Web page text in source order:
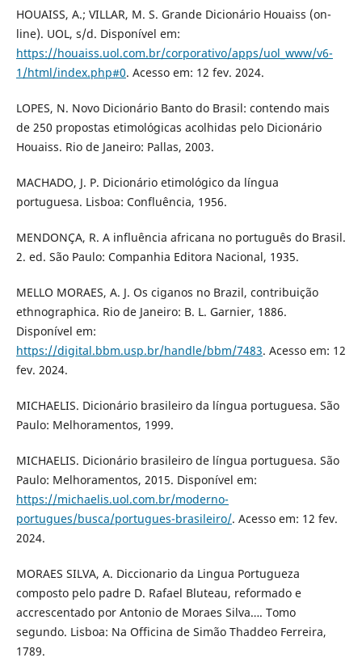
HOUAISS, A.; VILLAR, M. S. Grande Dicionário Houaiss (on-
line). UOL, s/d. Disponível em:
https://houaiss.uol.com.br/corporativo/apps/uol_www/v6-
1/html/index.php#0. Acesso em: 12 fev. 2024.
LOPES, N. Novo Dicionário Banto do Brasil: contendo mais
de 250 propostas etimológicas acolhidas pelo Dicionário
Houaiss. Rio de Janeiro: Pallas, 2003.
MACHADO, J. P. Dicionário etimológico da língua
portuguesa. Lisboa: Confluência, 1956.
MENDONÇA, R. A influência africana no português do Brasil.
2. ed. São Paulo: Companhia Editora Nacional, 1935.
MELLO MORAES, A. J. Os ciganos no Brazil, contribuição
ethnographica. Rio de Janeiro: B. L. Garnier, 1886.
Disponível em:
https://digital.bbm.usp.br/handle/bbm/7483. Acesso em: 12
fev. 2024.
MICHAELIS. Dicionário brasileiro da língua portuguesa. São
Paulo: Melhoramentos, 1999.
MICHAELIS. Dicionário brasileiro de língua portuguesa. São
Paulo: Melhoramentos, 2015. Disponível em:
https://michaelis.uol.com.br/moderno-
portugues/busca/portugues-brasileiro/. Acesso em: 12 fev.
2024.
MORAES SILVA, A. Diccionario da Lingua Portugueza
composto pelo padre D. Rafael Bluteau, reformado e
accrescentado por Antonio de Moraes Silva…. Tomo
segundo. Lisboa: Na Officina de Simão Thaddeo Ferreira,
1789.